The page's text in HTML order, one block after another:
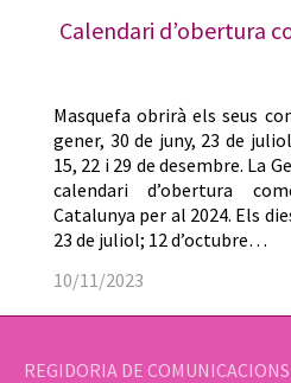
Calendari d’obertura
Masquefa obrirà els seus
gener, 30 de juny, 23 de
15, 22 i 29 de desembre. La
calendari d’obertura
Catalunya per al 2024. Els
23 de juliol; 12 d’octubre…
10/11/2023
REGIDORIA DE COMUNICACIONS